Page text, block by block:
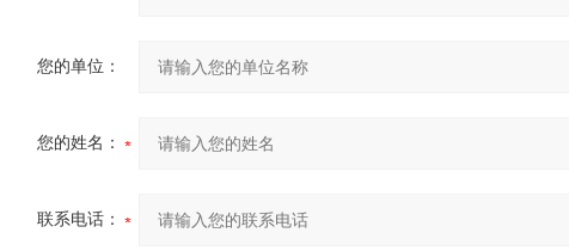
您的单位：
您的姓名：
联系电话：